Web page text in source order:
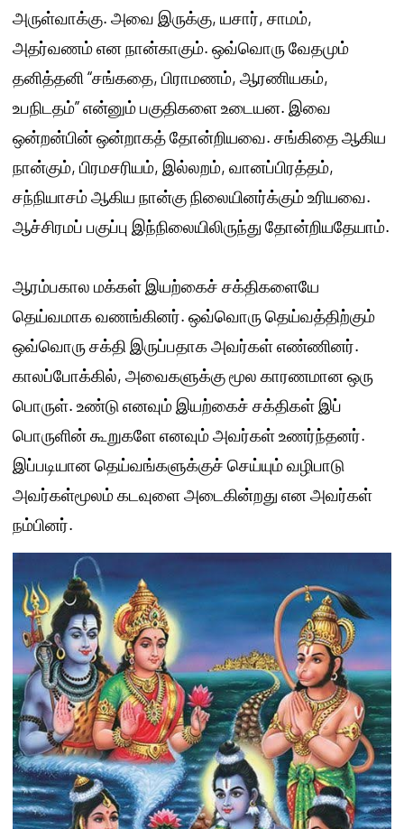
அருள்வாக்கு. அவை இருக்கு, யசார், சாமம்,
அதர்வணம் என நான்காகும். ஒவ்வொரு வேதமும்
தனித்தனி “சங்கதை, பிராமணம், ஆரணியகம்,
உபநிடதம்” என்னும் பகுதிகளை உடையன. இவை
ஒன்றன்பின் ஒன்றாகத் தோன்றியவை. சங்கிதை ஆகிய
நான்கும், பிரமசரியம், இல்லறம், வானப்பிரத்தம்,
சந்நியாசம் ஆகிய நான்கு நிலையினர்க்கும் உரியவை.
ஆச்சிரமப் பகுப்பு இந்நிலையிலிருந்து தோன்றியதேயாம்.
ஆரம்பகால மக்கள் இயற்கைச் சக்திகளையே
தெய்வமாக வணங்கினர். ஒவ்வொரு தெய்வத்திற்கும்
ஒவ்வொரு சக்தி இருப்பதாக அவர்கள் எண்ணினர்.
காலப்போக்கில், அவைகளுக்கு மூல காரணமான ஒரு
பொருள். உண்டு எனவும் இயற்கைச் சக்திகள் இப்
பொருளின் கூறுகளே எனவும் அவர்கள் உணர்ந்தனர்.
இப்படியான தெய்வங்களுக்குச் செய்யும் வழிபாடு
அவர்கள்மூலம் கடவுளை அடைகின்றது என அவர்கள்
நம்பினர்.